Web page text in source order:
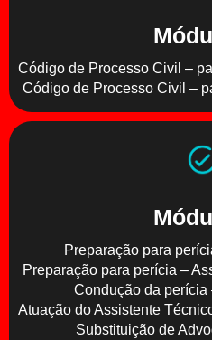
Código de Processo Civil –
Código de Processo Civil –
Preparação para
Preparação para perícia –
Condução da perícia
Atuação do Assistente
Substituição de